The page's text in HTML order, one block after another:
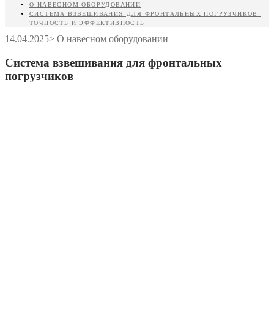
О НАВЕСНОМ ОБОРУДОВАНИИ
СИСТЕМА ВЗВЕШИВАНИЯ ДЛЯ ФРОНТАЛЬНЫХ ПОГРУЗЧИКОВ:
ТОЧНОСТЬ И ЭФФЕКТИВНОСТЬ
14.04.2025> О навесном оборудовании
Система взвешивания для фронтальных
погрузчиков